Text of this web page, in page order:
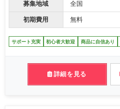
募集地域 全国
初期費用 無料
サポート充実 初心者大歓迎 商品に自信あり
詳細を見る